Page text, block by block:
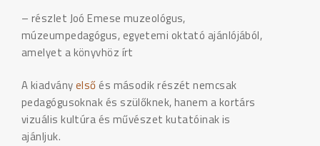
– részlet Joó Emese muzeológus,
múzeumpedagógus, egyetemi oktató ajánlójából,
amelyet a könyvhöz írt
A kiadványelső és második részét nemcsak
pedagógusoknak és szülőknek, hanem a kortárs
vizuális kultúra és művészet kutatóinak is
ajánljuk.